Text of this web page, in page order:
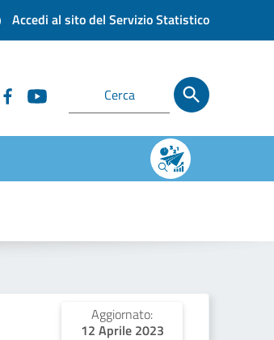
Accedi al sito del Servizio Statistico
Aggiornato:
12 Aprile 2023